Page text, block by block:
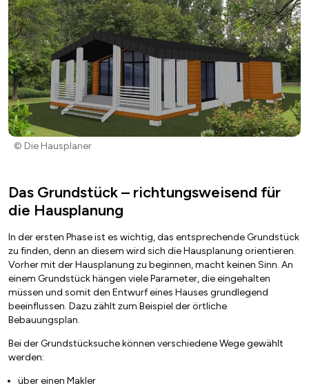
© Die Hausplaner
Das Grundstück – richtungsweisend für
die Hausplanung
In der ersten Phase ist es wichtig, das entsprechende Grundstück
zu finden, denn an diesem wird sich die Hausplanung orientieren.
Vorher mit der Hausplanung zu beginnen, macht keinen Sinn. An
einem Grundstück hängen viele Parameter, die eingehalten
müssen und somit den Entwurf eines Hauses grundlegend
beeinflussen. Dazu zählt zum Beispiel der örtliche
Bebauungsplan.
Bei der Grundstücksuche können verschiedene Wege gewählt
werden:
über einen Makler